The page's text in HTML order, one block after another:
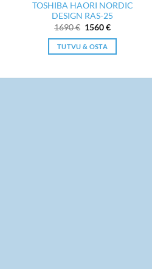
TOSHIBA HAORI NORDIC
DESIGN RAS-25
1690€ Algne
oli:
1690 €.
1560€Current
is:
TUTVU & OSTA